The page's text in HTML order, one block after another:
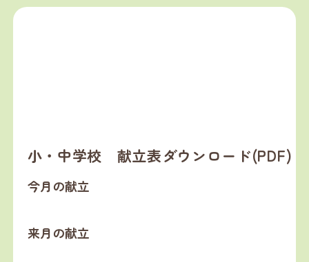
小・中学校 献立表ダウンロード(PDF)
今月の献立
来月の献立